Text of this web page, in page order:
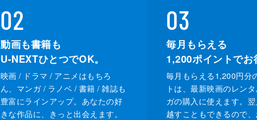
02
動画も書籍も
U-NEXTひとつでOK。
映画 / ドラマ / アニメはもちろ
ん、マンガ / ラノベ / 書籍 / 雑誌も
豊富にラインアップ。あなたの好
きな作品に、きっと出会えます。
03
毎月もらえる
1,200ポイントでお
毎月もらえる1,200円分
トは、最新映画のレン
ガの購入に使えます。
越すこともできるので